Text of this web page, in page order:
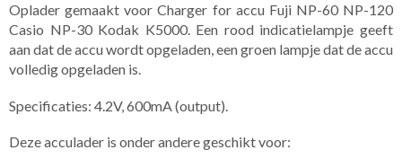
Oplader gemaakt voor Charger for accu Fuji NP-60 NP-120
Casio NP-30 Kodak K5000. Een rood indicatielampje geeft
aan dat de accu wordt opgeladen, een groen lampje dat de accu
volledig opgeladen is.
Specificaties: 4.2V, 600mA (output).
Deze acculader is onder andere geschikt voor: